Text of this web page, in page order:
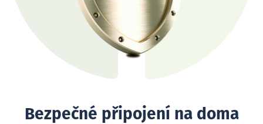
Bezpečné připojení na doma